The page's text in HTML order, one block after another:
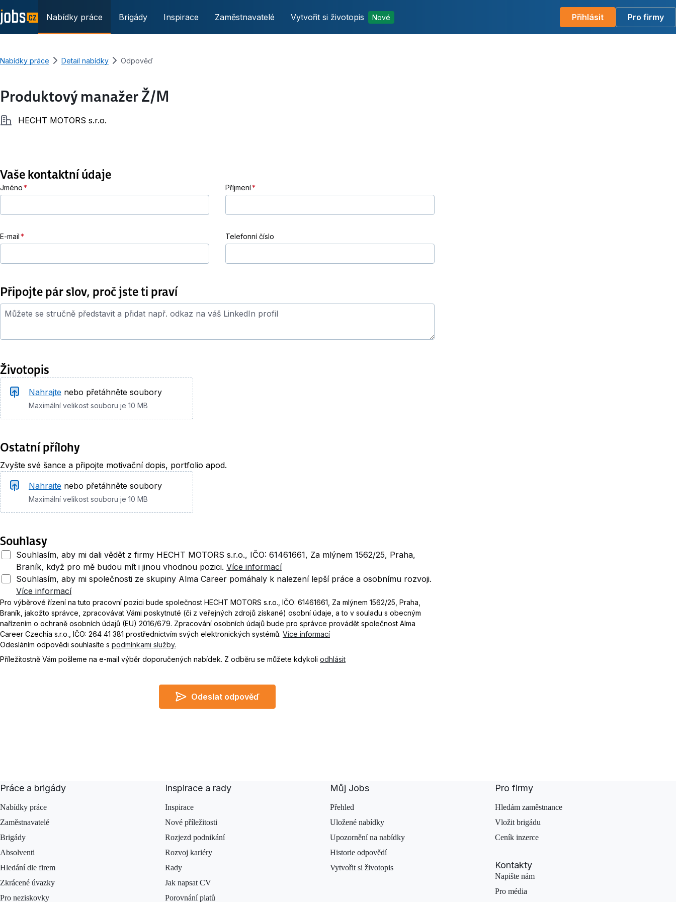
Nabídky práce Brigády Inspirace Zaměstnavatelé Vytvořit si životopis Nové Přihlásit Pro firmy
Nabídky práce Detail nabídky Odpověď
Produktový manažer Ž/M
SpolečnostHECHT MOTORS s.r.o.
Vaše kontaktní údaje
Jméno Příjmení
E-mail Telefonní číslo
Připojte pár slov, proč jste ti praví
Průvodní dopis
Životopis
Životopis
Nahrajte nebo přetáhněte soubory
Maximální velikost souboru je 10 MB
Ostatní přílohy
Zvyšte své šance a připojte motivační dopis, portfolio apod.
Nahrajte nebo přetáhněte soubory
Maximální velikost souboru je 10 MB
Souhlasy
Souhlasím, aby mi dali vědět z firmy HECHT MOTORS s.r.o., IČO: 61461661, Za mlýnem 1562/25, Praha,
Braník, když pro mě budou mít i jinou vhodnou pozici. Více informací
Souhlasím, aby mi společnosti ze skupiny Alma Career pomáhaly k nalezení lepší práce a osobnímu rozvoji.
Více informací
Pro výběrové řízení na tuto pracovní pozici bude společnost HECHT MOTORS s.r.o., IČO: 61461661, Za mlýnem 1562/25, Praha,
Braník, jakožto správce, zpracovávat Vámi poskytnuté (či z veřejných zdrojů získané) osobní údaje, a to v souladu s obecným
nařízením o ochraně osobních údajů (EU) 2016/679. Zpracování osobních údajů bude pro správce provádět společnost Alma
Career Czechia s.r.o., IČO: 264 41 381 prostřednictvím svých elektronických systémů. Více informací
Odesláním odpovědi souhlasíte s podmínkami služby.
Příležitostně Vám pošleme na e-mail výběr doporučených nabídek. Z odběru se můžete kdykoli odhlásit
Odeslat odpověď
Práce a brigády
Nabídky práce
Zaměstnavatelé
Brigády
Absolventi
Hledání dle firem
Zkrácené úvazky
Pro neziskovky
Inspirace a rady
Inspirace
Nové příležitosti
Rozjezd podnikání
Rozvoj kariéry
Rady
Jak napsat CV
Porovnání platů
Můj Jobs
Přehled
Uložené nabídky
Upozornění na nabídky
Historie odpovědí
Vytvořit si životopis
Pro firmy
Hledám zaměstnance
Vložit brigádu
Ceník inzerce
Kontakty
Napište nám
Pro média